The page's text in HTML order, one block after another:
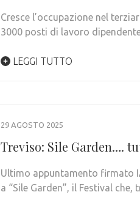
Cresce l’occupazione nel
3000 posti di lavoro
LEGGI TUTTO
29 AGOSTO 2025
Treviso: Sile Garden….
Ultimo appuntamento firmato
a “Sile Garden”, il Festival